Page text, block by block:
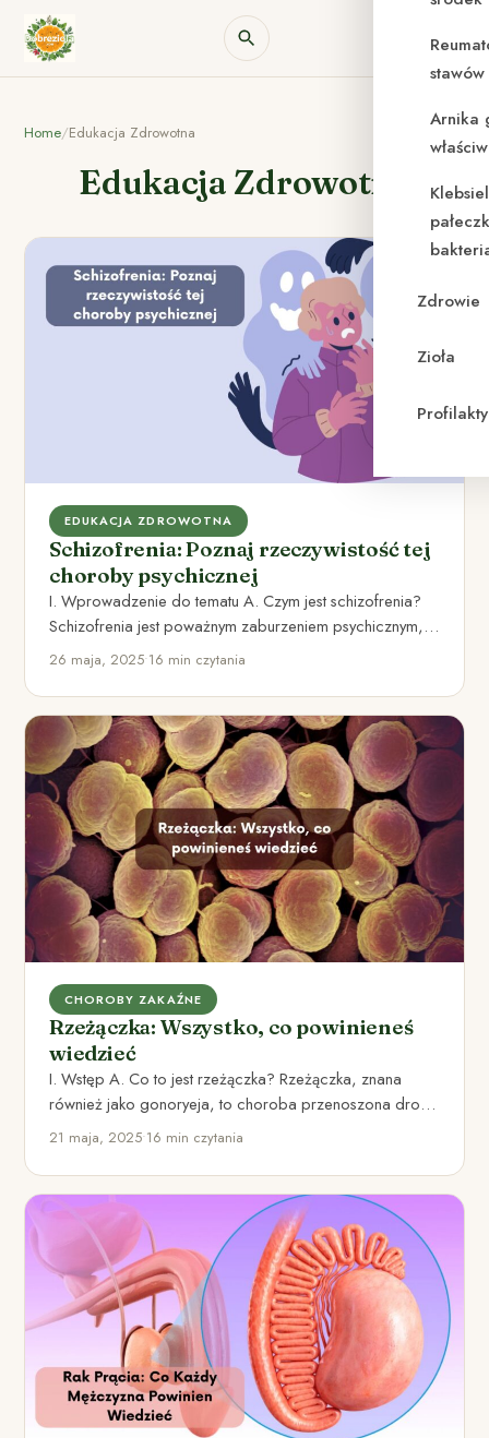
Arnika
Zdrowie
Zioła
Home/Edukacja Zdrowotna
Edukacja Zdrowotna
EDUKACJA ZDROWOTNA
Schizofrenia: Poznaj rzeczywistość tej
choroby psychicznej
I. Wprowadzenie do tematu A. Czym jest schizofrenia?
Schizofrenia jest poważnym zaburzeniem psychicznym,
które wpływa na sposób myślenia,…
26 maja, 2025•16 min czytania
CHOROBY ZAKAŹNE
Rzeżączka: Wszystko, co powinieneś
wiedzieć
I. Wstęp A. Co to jest rzeżączka? Rzeżączka, znana
również jako gonoryeja, to choroba przenoszona drogą
płciową, spowodowana…
21 maja, 2025•16 min czytania